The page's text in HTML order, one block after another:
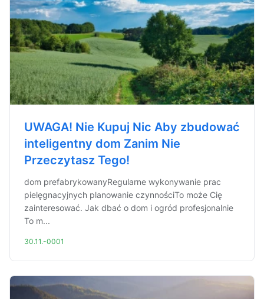
UWAGA! Nie Kupuj Nic Aby zbudować
inteligentny dom Zanim Nie
Przeczytasz Tego!
dom prefabrykowanyRegularne wykonywanie prac
pielęgnacyjnych planowanie czynnościTo może Cię
zainteresować. Jak dbać o dom i ogród profesjonalnie
To m...
30.11.-0001